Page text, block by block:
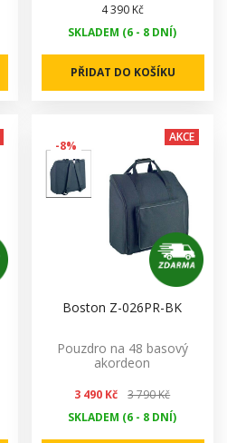
4 390 Kč
SKLADEM (6 - 8 DNÍ)
PŘIDAT DO KOŠÍKU
-8%
AKCE
Boston Z-026PR-BK
Pouzdro na 48 basový
akordeon
3 490 Kč
3 790 Kč
SKLADEM (6 - 8 DNÍ)